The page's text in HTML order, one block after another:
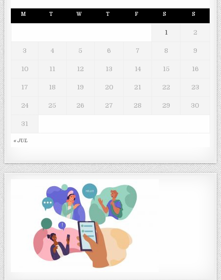
M T W T F S S
« JUL
1 2
3 4 5 6 7 8 9
10 11 12 13 14 15 16
17 18 19 20 21 22 23
24 25 26 27 28 29 30
31